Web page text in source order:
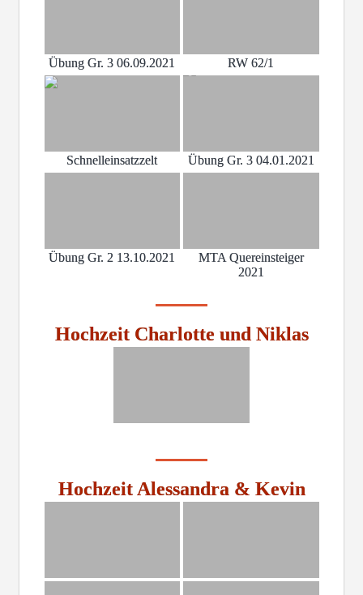
Übung Gr. 3 06.09.2021 RW 62/1
Schnelleinsatzzelt Übung Gr. 3 04.01.2021
Übung Gr. 2 13.10.2021
MTA Quereinsteiger
2021
Hochzeit Charlotte und Niklas
Hochzeit Alessandra & Kevin